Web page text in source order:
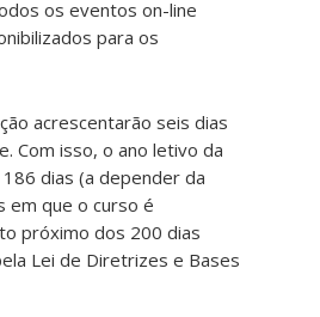
os eventos on-line
para os
acrescentarão seis dias
Com isso, o ano letivo da
dias (a depender da
em que o curso é
próximo dos 200 dias
Lei de Diretrizes e Bases